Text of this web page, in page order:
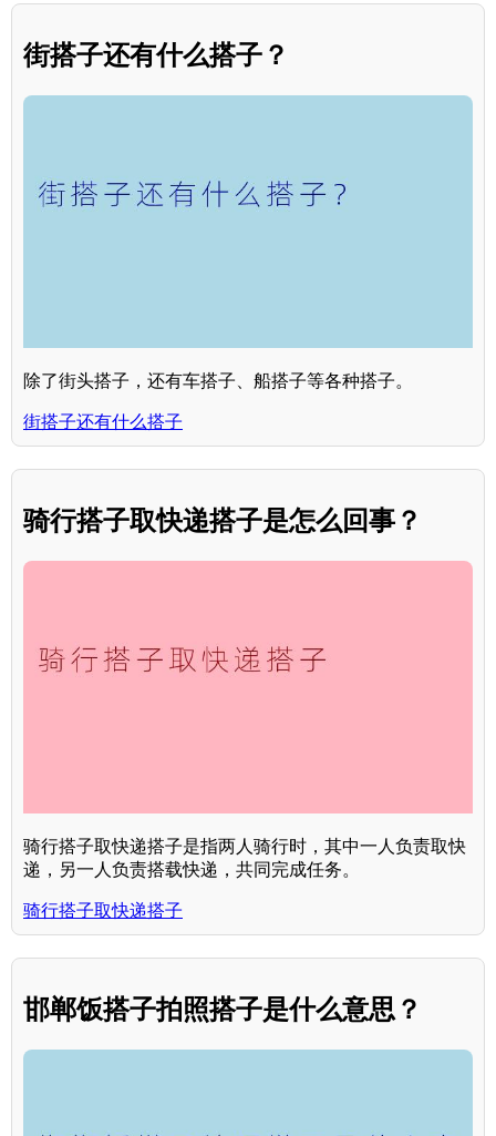
街搭子还有什么搭子？
除了街头搭子，还有车搭子、船搭子等各种搭子。
街搭子还有什么搭子
骑行搭子取快递搭子是怎么回事？
骑行搭子取快递搭子是指两人骑行时，其中一人负责取快
递，另一人负责搭载快递，共同完成任务。
骑行搭子取快递搭子
邯郸饭搭子拍照搭子是什么意思？